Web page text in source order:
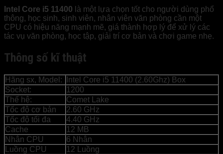
Intel Core i5 11400 là một lựa chọn tốt cho người dùng phổ
thông, học sinh, sinh viên, nhân viên văn phòng cần một
CPU có hiệu năng mạnh mẽ, giá thành hợp lý để xử lý các
tác vụ văn phòng, học tập, giải trí cơ bản và chơi game nhẹ.
Thông số kĩ thuật
Hãng sx, Model:
Intel Core i5 11400 (2.60Ghz) Box
Socket:
1200
Thế hệ:
Comet Lake
Tốc độ cơ bản
2.60 GHz
Tốc độ tối đa
4.40 GHz
Cache
12 MB
Nhân CPU
6 Nhân
Luồng CPU
12 Luồng